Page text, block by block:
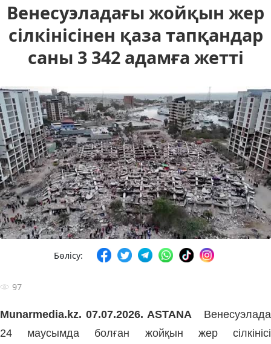
Венесуэладағы жойқын жер
сілкінісінен қаза тапқандар
саны 3 342 адамға жетті
Бөлісу:
97
Munarmedia.kz. 07.07.2026. ASTANA Венесуэлада
24 маусымда болған жойқын жер сілкінісі